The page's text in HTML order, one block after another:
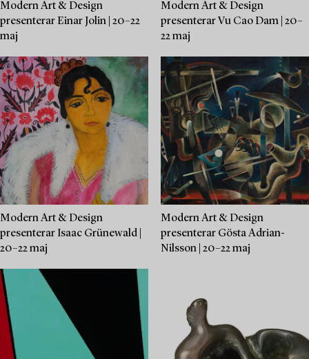
Modern Art & Design
presenterar Einar Jolin | 20–22
maj
Modern Art & Design
presenterar Vu Cao Dam | 20–
22 maj
Modern Art & Design
presenterar Isaac Grünewald |
20–22 maj
Modern Art & Design
presenterar Gösta Adrian-
Nilsson | 20–22 maj